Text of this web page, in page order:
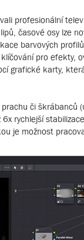
profesionální
časové osy lze
barvových
pro efekty,
grafické karty,
či škrábanců
rychlejší
je možnost